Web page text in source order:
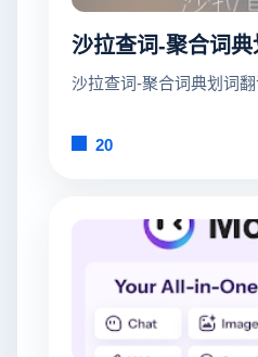
沙拉查词-聚合词
沙拉查词-聚合词典划词
20